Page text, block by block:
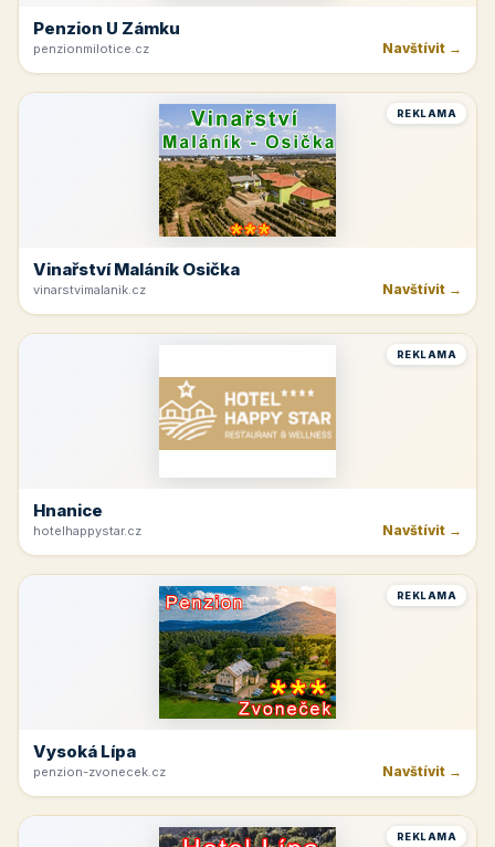
Penzion U Zámku
penzionmilotice.cz Navštívit →
REKLAMA
Vinařství Maláník Osička
vinarstvimalanik.cz Navštívit →
REKLAMA
Hnanice
hotelhappystar.cz Navštívit →
REKLAMA
Vysoká Lípa
penzion-zvonecek.cz Navštívit →
REKLAMA